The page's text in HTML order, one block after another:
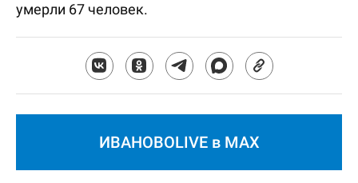
умерли 67 человек.
ИВАНОВОLIVE в MAX